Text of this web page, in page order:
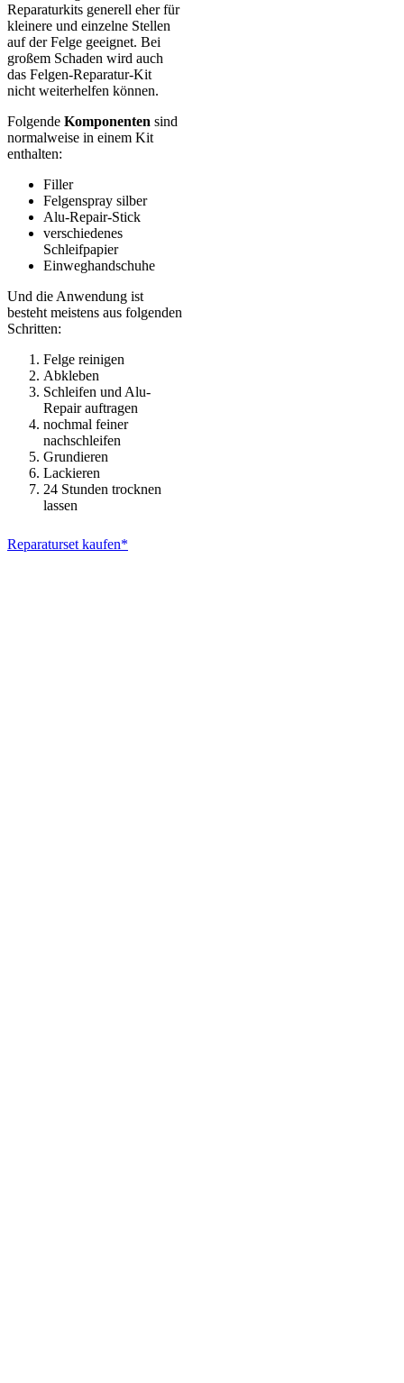
Reparaturkits generell eher für
kleinere und einzelne Stellen
auf der Felge geeignet. Bei
großem Schaden wird auch
das Felgen-Reparatur-Kit
nicht weiterhelfen können.
Folgende Komponenten sind
normalweise in einem Kit
enthalten:
Filler
Felgenspray silber
Alu-Repair-Stick
verschiedenes
Schleifpapier
Einweghandschuhe
Und die Anwendung ist
besteht meistens aus folgenden
Schritten:
Felge reinigen
Abkleben
Schleifen und Alu-
Repair auftragen
nochmal feiner
nachschleifen
Grundieren
Lackieren
24 Stunden trocknen
lassen
Reparaturset kaufen*